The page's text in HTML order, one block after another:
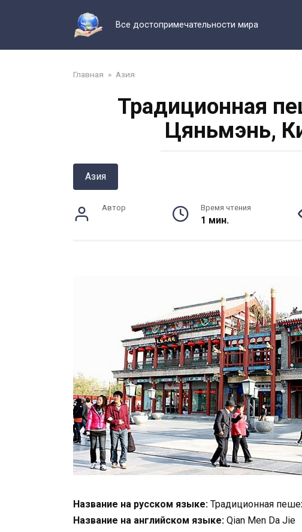
Все достопримечательности мира
Главная » Азия
Традиционная
Цяньмэнь,
Азия
Автор Время чтения
1 мин.
Название на русском языке: Традиционная
Название на английском языке: Qian Men Da Jie